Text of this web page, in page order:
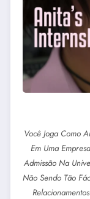
Você Joga Como
Em Uma
Admissão Na
Não Sendo Tão